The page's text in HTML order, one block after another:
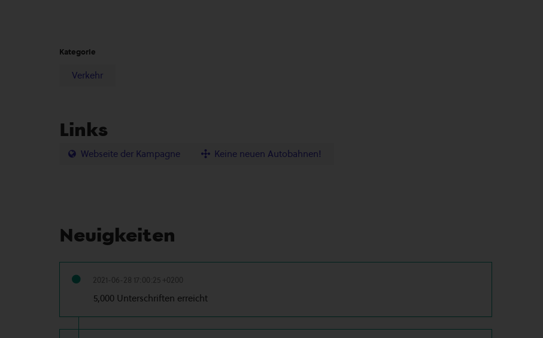
Kategorie
Verkehr
Links
Webseite der Kampagne Keine neuen Autobahnen!
Neuigkeiten
2021-06-28 17:00:25 +0200
5,000 Unterschriften erreicht